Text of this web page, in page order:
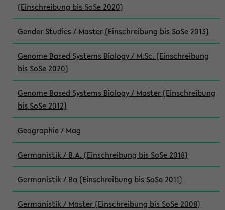
(Einschreibung bis SoSe 2020)
Gender Studies / Master (Einschreibung bis SoSe 2013)
Genome Based Systems Biology / M.Sc. (Einschreibung
bis SoSe 2020)
Genome Based Systems Biology / Master (Einschreibung
bis SoSe 2012)
Geographie / Mag
Germanistik / B.A. (Einschreibung bis SoSe 2018)
Germanistik / Ba (Einschreibung bis SoSe 2011)
Germanistik / Master (Einschreibung bis SoSe 2008)